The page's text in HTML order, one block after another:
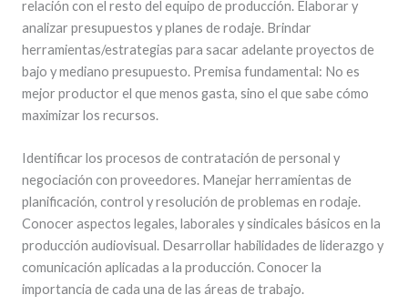
relación con el resto del equipo de producción. Elaborar y
analizar presupuestos y planes de rodaje. Brindar
herramientas/estrategias para sacar adelante proyectos de
bajo y mediano presupuesto. Premisa fundamental: No es
mejor productor el que menos gasta, sino el que sabe cómo
maximizar los recursos.
Identificar los procesos de contratación de personal y
negociación con proveedores. Manejar herramientas de
planificación, control y resolución de problemas en rodaje.
Conocer aspectos legales, laborales y sindicales básicos en la
producción audiovisual. Desarrollar habilidades de liderazgo y
comunicación aplicadas a la producción. Conocer la
importancia de cada una de las áreas de trabajo.